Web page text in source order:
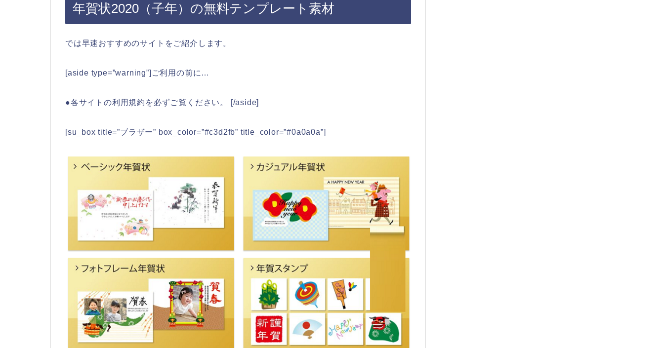
年賀状2020（子年）の無料テンプレート素材
では早速おすすめのサイトをご紹介します。
[aside type=”warning”]ご利用の前に…
●各サイトの利用規約を必ずご覧ください。 [/aside]
[su_box title=”ブラザー” box_color=”#c3d2fb” title_color=”#0a0a0a”]